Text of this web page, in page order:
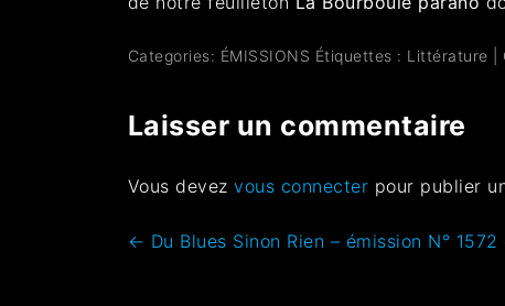
Categories: ÉMISSIONS Étiquettes : Littérature
Laisser un commentaire
Vous devezvous connecter pour publier
← Du Blues Sinon Rien – émission N°